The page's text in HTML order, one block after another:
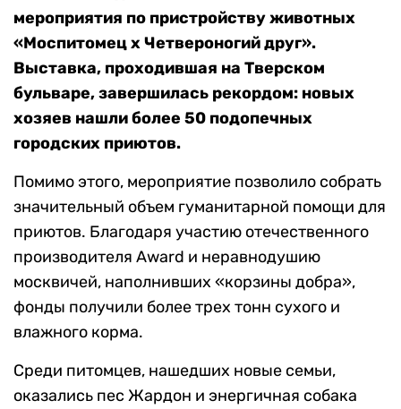
мероприятия по пристройству животных
«Моспитомец х Четвероногий друг».
Выставка, проходившая на Тверском
бульваре, завершилась рекордом: новых
хозяев нашли более 50 подопечных
городских приютов.
Помимо этого, мероприятие позволило собрать
значительный объем гуманитарной помощи для
приютов. Благодаря участию отечественного
производителя Award и неравнодушию
москвичей, наполнивших «корзины добра»,
фонды получили более трех тонн сухого и
влажного корма.
Среди питомцев, нашедших новые семьи,
оказались пес Жардон и энергичная собака